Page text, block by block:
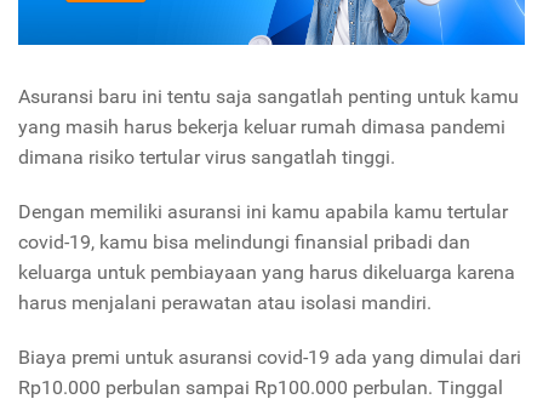
Asuransi baru ini tentu saja sangatlah penting untuk kamu
yang masih harus bekerja keluar rumah dimasa pandemi
dimana risiko tertular virus sangatlah tinggi.
Dengan memiliki asuransi ini kamu apabila kamu tertular
covid-19, kamu bisa melindungi finansial pribadi dan
keluarga untuk pembiayaan yang harus dikeluarga karena
harus menjalani perawatan atau isolasi mandiri.
Biaya premi untuk asuransi covid-19 ada yang dimulai dari
Rp10.000 perbulan sampai Rp100.000 perbulan. Tinggal